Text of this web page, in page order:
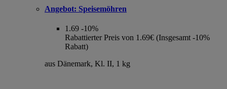
Angebot: Speisemöhren
1.69 -10%
Rabattierter Preis von 1.69€ (Insgesamt -10%
Rabatt)
aus Dänemark, Kl. II, 1 kg